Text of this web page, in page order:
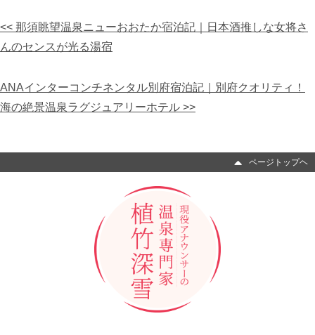
<< 那須眺望温泉ニューおおたか宿泊記｜日本酒推しな女将さ
んのセンスが光る湯宿
ANAインターコンチネンタル別府宿泊記｜別府クオリティ！
海の絶景温泉ラグジュアリーホテル >>
ページトップヘ